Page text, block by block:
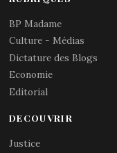
BP Madame
Culture - Médias
Dictature des Blogs
Economie
Editorial
DECOUVRIR
Justice